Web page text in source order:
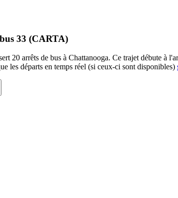
33 (CARTA)
20 arrêts de bus à Chattanooga. Ce trajet débute à
les départs en temps réel (si ceux-ci sont disponibles)